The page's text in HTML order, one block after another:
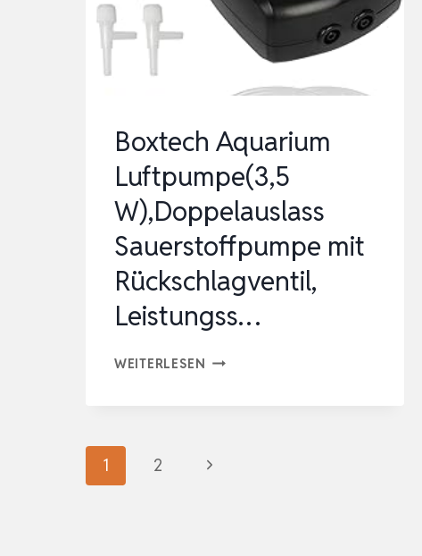
BIS
100/400/
LIT…
Boxtech Aquarium
Luftpumpe(3,5
W),Doppelauslass
Sauerstoffpumpe mit
Rückschlagventil,
Leistungss…
WEITERLESEN BOXTECH
SAUERSTOFFPUMPE
Seitennavigation
1 2
Nächste